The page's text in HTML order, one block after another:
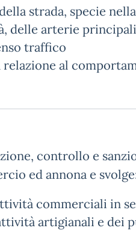
strada, specie
delle arterie
traffico
al
controllo e
ed annona e
commerciali in
artigianali e dei